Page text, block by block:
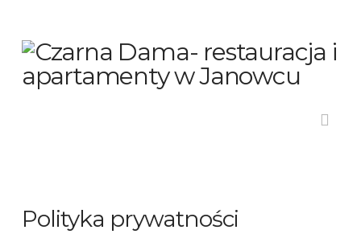
Polityka prywatności